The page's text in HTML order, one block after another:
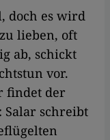
doch es wird
lieben, oft
ab, schickt
vor.
findet der
Salar schreibt